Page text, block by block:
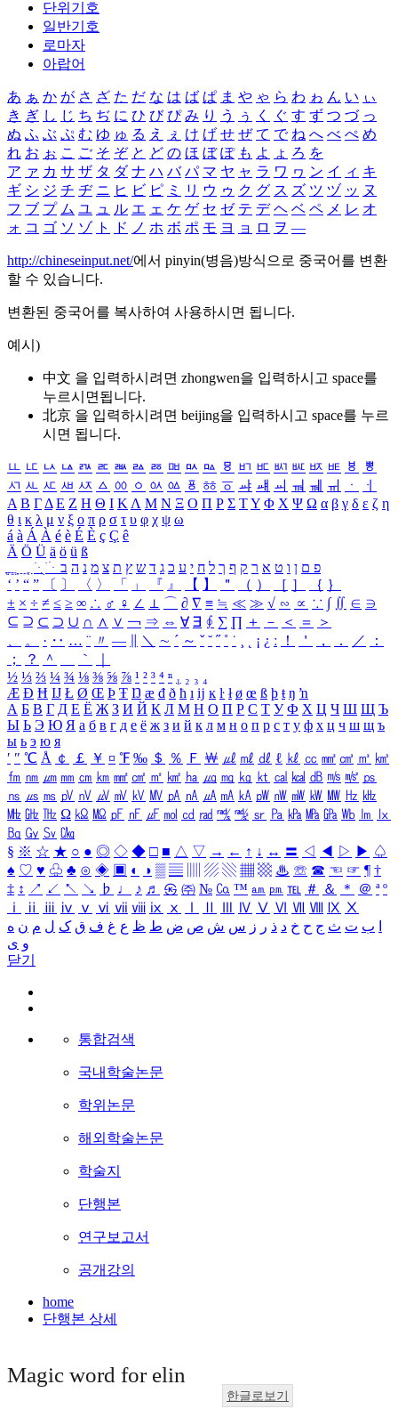
단위기호
일반기호
로마자
아랍어
あ ぁ か が さ ざ た だ な は ば ぱ ま や ゃ ら わ ゎ ん い ぃ
き ぎ し じ ち ぢ に ひ び ぴ み り う ぅ く ぐ す ず つ づ っ
ぬ ふ ぶ ぷ む ゆ ゅ る え ぇ け げ せ ぜ て で ね へ べ ぺ め
れ お ぉ こ ご そ ぞ と ど の ほ ぼ ぽ も よ ょ ろ を
ア ァ カ サ ザ タ ダ ナ ハ バ パ マ ヤ ャ ラ ワ ヮ ン イ ィ キ
ギ シ ジ チ ヂ ニ ヒ ビ ピ ミ リ ウ ゥ ク グ ス ズ ツ ヅ ッ ヌ
フ ブ プ ム ユ ュ ル エ ェ ケ ゲ セ ゼ テ デ ヘ ベ ペ メ レ オ
ォ コ ゴ ソ ゾ ト ド ノ ホ ボ ポ モ ヨ ョ ロ ヲ ―
http://chineseinput.net/에서 pinyin(병음)방식으로 중국어를 변환
할 수 있습니다.
변환된 중국어를 복사하여 사용하시면 됩니다.
예시)
中文 을 입력하시려면 zhongwen을 입력하시고 space를
누르시면됩니다.
北京 을 입력하시려면 beijing을 입력하시고 space를 누르
시면 됩니다.
ㅥ ㅦ ㅧ ㅨ ㅩ ㅪ ㅫ ㅬ ㅭ ㅮ ㅯ ㅰ ㅱ ㅲ ㅳ ㅴ ㅵ ㅶ ㅷ ㅸ
ㅹ
ㅺ ㅻ ㅼ ㅽ ㅾ ㅿ ㆀ ㆁ ㆂ ㆃ ㆄ ㆅ ㆆ ㆇ ㆈ ㆉ ㆊ ㆋ ㆌ ㆍ
ㆎ
Α Β ΓΔ Ε Ζ Η Θ Ι ΚΛ Μ Ν Ξ Ο Π Ρ Σ ΤΥ Φ Χ Ψ Ω α β γ δ ε ζ η
θ ι κ λ μ ν ξ ο π ρ σ τ υ φ χ ψ ω
á à Á À é è É È ç Ç ê
Ä Ö Ü ä ö ü ß
ִֶֹ ֻּ ׁׂ פ ם ן ו ט א ר ק ף ך ל ח י ע כ ג ד ש ץ ת צ מ נ ה ב
‘ ’ “ ” 〔 〕 〈 〉 「 」 『 』 【 】 ＂ （ ） ［ ］ ｛ ｝
± × ÷ ≠ ≤ ≥ ∞ ∴ ♂ ♀ ∠ ⊥ ⌒ ∂ ∇ ≡ ≒ ≪ ≫ √ ∽ ∝ ∵ ∫ ∬ ∈ ∋
⊆ ⊇ ⊂ ⊃ ∪ ∩ ∧ ∨ ￢ ⇒ ⇔ ∀ ∃ ∮ ∑ ∏ ＋ － ＜ ＝
＞
、
。 · ‥ … ¨ 〃 ― ＼ ∼ ´ ～ ˇ ˘ ˝ ˚ ˙ ¸ ¡ ¿ ː ！ ＇ ， ． ／
：
；
？ ＾ ｀
½ ⅓ ⅔ ¼ ¾ ⅛ ⅜ ⅝ ⅞ ¹ ² ³ ⁴ ⁿ ₁ ₂ ₃ ₄
Æ Ð Ħ Ĳ Ł Ø Œ Þ Ŧ Ŋ æ đ ð ħ ı ĳ ĸ ŀ ł ø œ ß þ ŧ ŋ ŉ
А Б В Г Д Е Ё Ж З И Й К Л М Н О П Р С Т У Ф Х Ц Ч Ш Щ Ъ
Ы Ь Э Ю Я а б в г д е ё ж з и й к л м н о п р с т у ф х ц ч ш щ ъ
ы ь э ю я
′ ″ ℃ Å ￠ ￡ ￥ ¤ ℉ ‰ ＄ ％ Ｆ ￦ ㎕ ㎖ ㎗ ℓ ㎘ ㏄ ㎣ ㎤ ㎥ ㎦
㎙ ㎚ ㎛ ㎜ ㎝ ㎞ ㎟ ㎠ ㎡ ㎢ ㏊ ㎍ ㎎ ㎏ ㏏ ㎈ ㎉ ㏈ ㎧ ㎨ ㎰
㎱ ㎲ ㎳ ㎴ ㎵ ㎶ ㎷ ㎸ ㎹ ㎀ ㎁ ㎂ ㎃ ㎄ ㎺ ㎻ ㎽ ㎾ ㎿ ㎐ ㎑
㎒ ㎓ ㎔ Ω ㏀ ㏁ ㎊ ㎋ ㎌ ㏖ ㏅ ㎭ ㎮ ㎯ ㏛ ㎩ ㎪ ㎫ ㎬ ㏝ ㏐
㏓
㏃ ㏉ ㏜ ㏆
§ ※ ☆ ★ ○ ● ◎ ◇ ◆ □ ■ △ ▽ → ← ↑ ↓ ↔ 〓 ◁ ◀ ▷ ▶ ♤
♠ ♡ ♥ ♧ ♣ ⊙ ◈ ▣ ◐ ◑ ▒ ▤ ▨ ▧ ▦ ▩ ♨ ☏ ☎ ☜ ☞ ¶ †
‡ ↕ ↗ ↙ ↖ ↘ ♭ ♩ ♪ ♬ ㉿ ㈜ № ㏇ ™ ㏂ ㏘ ℡ ＃ ＆ ＊ ＠ ª º
ⅰ
ⅱ ⅲ ⅳ ⅴ ⅵ ⅶ ⅷ ⅸ ⅹ Ⅳ Ⅴ Ⅵ Ⅶ Ⅷ Ⅸ Ⅹ
ب ت ث ج ح خ د ذ ر ز س ش ص ض ط ظ ع غ ف ق ک ل م ن ه
و ی
닫기
통합검색
국내학술논문
학위논문
해외학술논문
학술지
단행본
연구보고서
공개강의
home
단행본 상세
Magic word for elin
한글로보기